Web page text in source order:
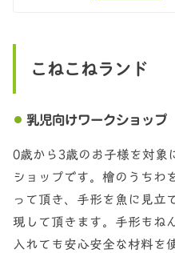
こねこねランド
乳児向けワークショップ
0歳から3歳のお子様を対象
ショップです。檜のうちわ
って頂き、手形を魚に見立
現して頂きます。手形もね
入れても安心安全な材料を